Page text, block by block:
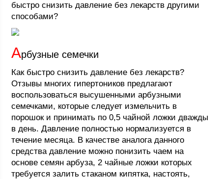
быстро снизить давление без лекарств другими
способами?
Арбузные семечки
Как быстро снизить давление без лекарств?
Отзывы многих гипертоников предлагают
воспользоваться высушенными арбузными
семечками, которые следует измельчить в
порошок и принимать по 0,5 чайной ложки дважды
в день. Давление полностью нормализуется в
течение месяца. В качестве аналога данного
средства давление можно понизить чаем на
основе семян арбуза, 2 чайные ложки которых
требуется залить стаканом кипятка, настоять,